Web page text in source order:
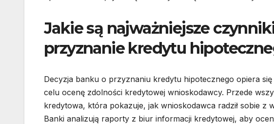
Jakie są najważniejsze
przyznanie kredytu
Decyzja banku o przyznaniu kredytu hipotecznego opiera
celu ocenę zdolności kredytowej wnioskodawcy. Przede
kredytowa, która pokazuje, jak wnioskodawca radził sobie z
Banki analizują raporty z biur informacji kredytowej, aby